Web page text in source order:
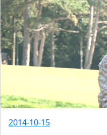
2014-10-15